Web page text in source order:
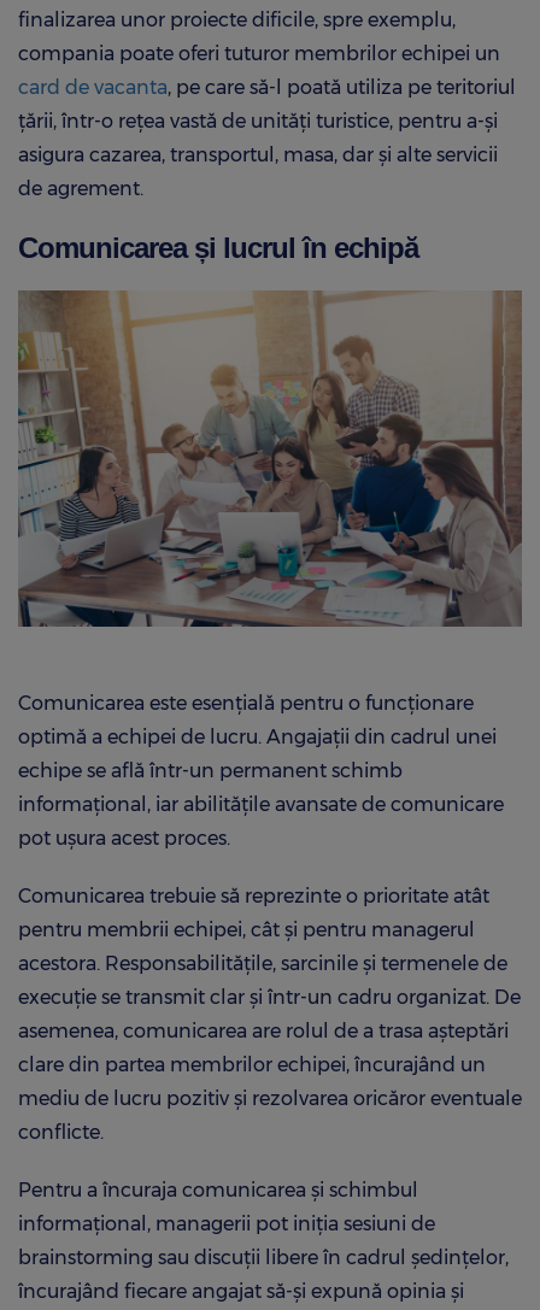
finalizarea unor proiecte dificile, spre exemplu,
compania poate oferi tuturor membrilor echipei un
card de vacanta, pe care să-l poată utiliza pe teritoriul
țării, într-o rețea vastă de unități turistice, pentru a-și
asigura cazarea, transportul, masa, dar și alte servicii
de agrement.
Comunicarea și lucrul în echipă
Comunicarea este esențială pentru o funcționare
optimă a echipei de lucru. Angajații din cadrul unei
echipe se află într-un permanent schimb
informațional, iar abilitățile avansate de comunicare
pot ușura acest proces.
Comunicarea trebuie să reprezinte o prioritate atât
pentru membrii echipei, cât și pentru managerul
acestora. Responsabilitățile, sarcinile și termenele de
execuție se transmit clar și într-un cadru organizat. De
asemenea, comunicarea are rolul de a trasa așteptări
clare din partea membrilor echipei, încurajând un
mediu de lucru pozitiv și rezolvarea oricăror eventuale
conflicte.
Pentru a încuraja comunicarea și schimbul
informațional, managerii pot iniția sesiuni de
brainstorming sau discuții libere în cadrul ședințelor,
încurajând fiecare angajat să-și expună opinia și